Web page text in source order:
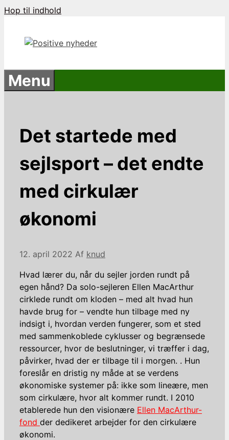
Hop til indhold
Menu
Det startede med
sejlsport – det endte
med cirkulær
økonomi
12. april 2022 Af knud
Hvad lærer du, når du sejler jorden rundt på
egen hånd? Da solo-sejleren Ellen MacArthur
cirklede rundt om kloden – med alt hvad hun
havde brug for – vendte hun tilbage med ny
indsigt i, hvordan verden fungerer, som et sted
med sammenkoblede cyklusser og begrænsede
ressourcer, hvor de beslutninger, vi træffer i dag,
påvirker, hvad der er tilbage til i morgen. . Hun
foreslår en dristig ny måde at se verdens
økonomiske systemer på: ikke som lineære, men
som cirkulære, hvor alt kommer rundt. I 2010
etablerede hun den visionære Ellen MacArthur-
fond der dedikeret arbejder for den cirkulære
økonomi.